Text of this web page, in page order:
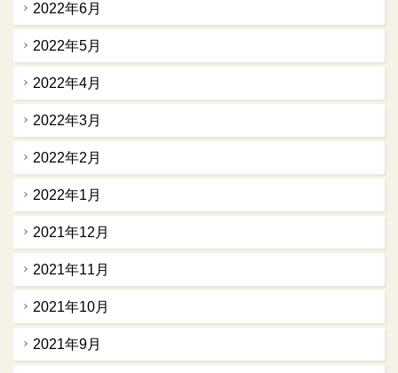
2022年6月
2022年5月
2022年4月
2022年3月
2022年2月
2022年1月
2021年12月
2021年11月
2021年10月
2021年9月